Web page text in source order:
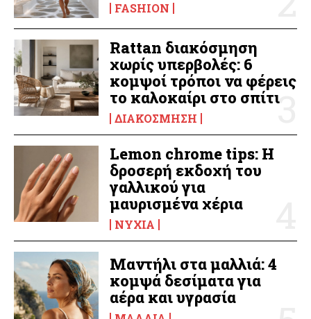
FASHION
Rattan διακόσμηση
χωρίς υπερβολές: 6
κομψοί τρόποι να φέρεις
το καλοκαίρι στο σπίτι
ΔΙΑΚΌΣΜΗΣΗ
Lemon chrome tips: Η
δροσερή εκδοχή του
γαλλικού για
μαυρισμένα χέρια
ΝΎΧΙΑ
Μαντήλι στα μαλλιά: 4
κομψά δεσίματα για
αέρα και υγρασία